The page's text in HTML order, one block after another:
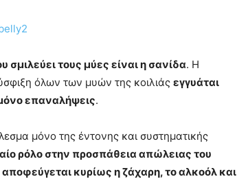
σμιλεύει τους μύες είναι η σανίδα. Η
όλων των μυών της κοιλιάς εγγυάται
επαναλήψεις.
μόνο της έντονης και συστηματικής
ρόλο στην προσπάθεια απώλειας του
αποφεύγεται κυρίως η ζάχαρη, το αλκοόλ και